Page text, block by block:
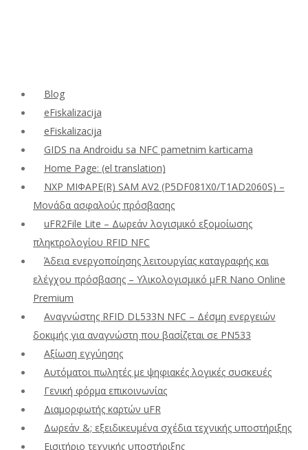
Blog
eFiskalizacija
eFiskalizacija
GIDS na Androidu sa NFC pametnim karticama
Home Page: (el translation)
NXP ΜΙΦΑΡΕ(R) SAM AV2 (P5DF081X0/T1AD2060S) –
Μονάδα ασφαλούς πρόσβασης
uFR2File Lite – Δωρεάν λογισμικό εξομοίωσης
πληκτρολογίου RFID NFC
Άδεια ενεργοποίησης λειτουργίας καταγραφής και
ελέγχου πρόσβασης – Υλικολογισμικό μFR Nano Online
Premium
Αναγνώστης RFID DL533N NFC – Δέσμη ενεργειών
δοκιμής για αναγνώστη που βασίζεται σε PN533
Αξίωση εγγύησης
Αυτόματοι πωλητές με ψηφιακές λογικές συσκευές
Γενική φόρμα επικοινωνίας
Διαμορφωτής καρτών uFR
Δωρεάν &; εξειδικευμένα σχέδια τεχνικής υποστήριξης
Εισιτήριο τεχνικής υποστήριξης